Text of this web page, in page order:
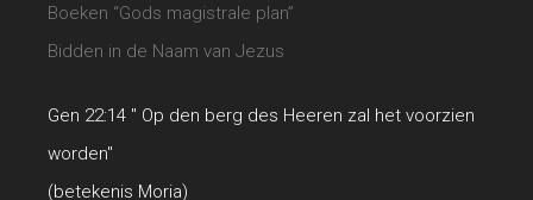
Boeken “Gods magistrale plan”
Bidden in de Naam van Jezus
Gen 22:14 " Op den berg des Heeren zal het voorzien
worden"
(betekenis Moria)